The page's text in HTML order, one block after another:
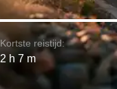
Kortste reistijd:
2 h 7 m